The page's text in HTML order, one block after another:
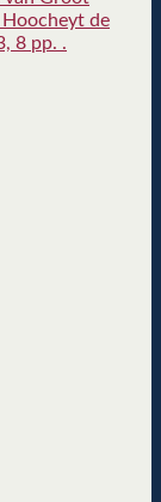
Hoocheyt de
8 pp. .